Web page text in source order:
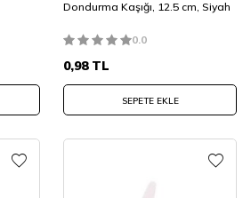
Dondurma Kaşığı, 12.5 cm, Siyah
0.0
0,98TL
SEPETE EKLE